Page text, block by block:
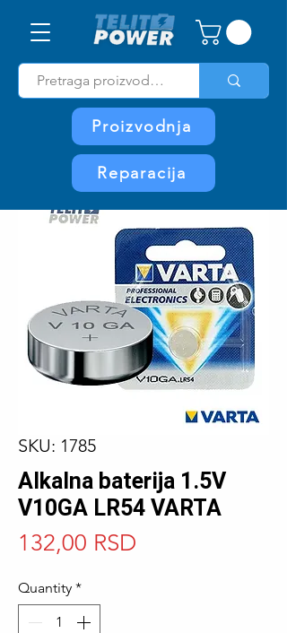
Proizvodnja
Reparacija
SKU: 1785
Alkalna baterija 1.5V
V10GA LR54 VARTA
132,00 RSD
Quantity *